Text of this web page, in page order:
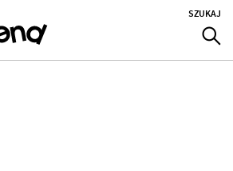
SZUKAJ